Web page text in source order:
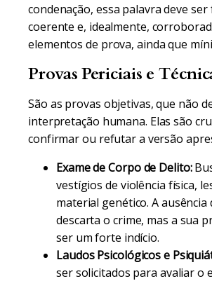
condenação, essa palavra deve ser
coerente e, idealmente,
elementos de prova, ainda que
Provas Periciais e
São as provas objetivas, que não
interpretação humana. Elas são
confirmar ou refutar a versão
Exame de Corpo de Delito:
vestígios de violência física,
material genético. A ausência
descarta o crime, mas a sua
ser um forte indício.
Laudos Psicológicos e
ser solicitados para avaliar o